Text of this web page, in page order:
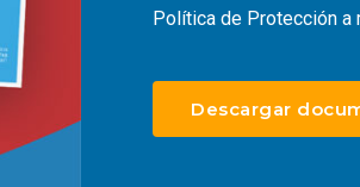
Política de Protección a
Descargar